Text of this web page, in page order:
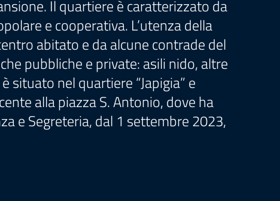
Il quartiere è caratterizzato da
e cooperativa. L’utenza della
abitato e da alcune contrade del
pubbliche e private: asili nido, altre
situato nel quartiere “Japigia” e
alla piazza S. Antonio, dove ha
e Segreteria, dal 1 settembre 2023,